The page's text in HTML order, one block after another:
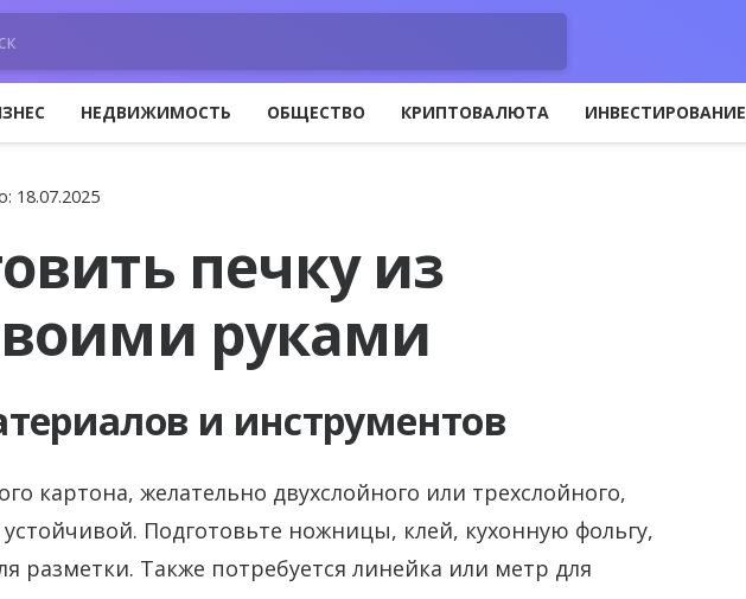
НЕДВИЖИМОСТЬ ОБЩЕСТВО КРИПТОВАЛЮТА ИНВЕСТИРОВАНИЕ
18.07.2025
печку из
руками
и инструментов
картона, желательно двухслойного или трехслойного,
Подготовьте ножницы, клей, кухонную фольгу,
разметки. Также потребуется линейка или метр для